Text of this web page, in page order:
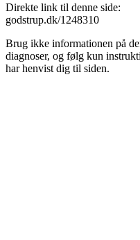
Direkte link til denne side:
godstrup.dk/1248310
Brug ikke informationen på
diagnoser, og følg kun
har henvist dig til siden.